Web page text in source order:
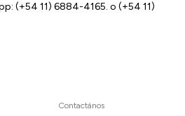
(+54 11) 6884-4165. o (+54 11)
Contactános